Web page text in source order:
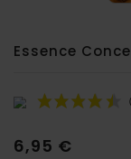
Essence
6,95 €